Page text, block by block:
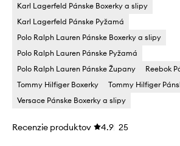
Karl Lagerfeld Pánske Boxerky a slipy
Karl Lagerfeld Pánske Pyžamá
Polo Ralph Lauren Pánske Boxerky a slipy
Polo Ralph Lauren Pánske Pyžamá
Polo Ralph Lauren Pánske Župany
Reebok
Tommy Hilfiger Boxerky
Tommy Hilfiger
Versace Pánske Boxerky a slipy
Recenzie produktov 4.9 25